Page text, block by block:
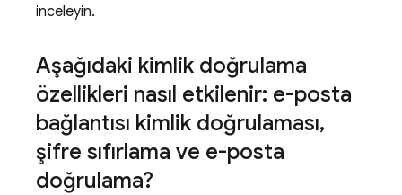
inceleyin.
Aşağıdaki kimlik doğrulama
özellikleri nasıl etkilenir: e-posta
bağlantısı kimlik doğrulaması,
şifre sıfırlama ve e-posta
doğrulama?